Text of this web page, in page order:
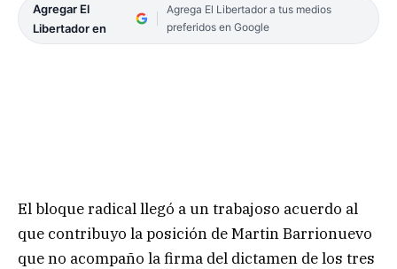
Agregar El
Libertador en
Agrega El Libertador a tus medios
preferidos en Google
El bloque radical llegó a un trabajoso acuerdo al
que contribuyo la posición de Martin Barrionuevo
que no acompaño la firma del dictamen de los tres